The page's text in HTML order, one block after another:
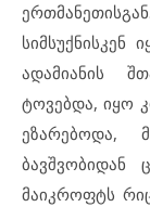
ადამიანის
ტოვებდა, იყო
ეზარებოდა,
ბავშვობიდან
მაიკროფტს